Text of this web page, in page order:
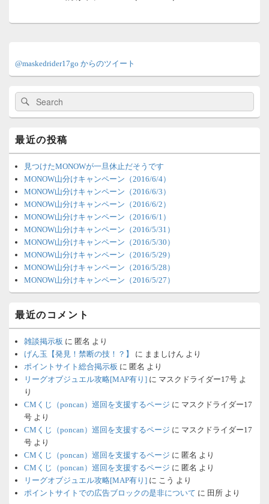
ン
サ
バ
ィ
ジ
ェ
ッ
ア
@maskedrider17go からのツイート
検
索:
検
索
最近の投稿
見つけたMONOWが一旦休止だそうです
MONOW山分けキャンペーン（2016/6/4）
MONOW山分けキャンペーン（2016/6/3）
MONOW山分けキャンペーン（2016/6/2）
MONOW山分けキャンペーン（2016/6/1）
MONOW山分けキャンペーン（2016/5/31）
MONOW山分けキャンペーン（2016/5/30）
MONOW山分けキャンペーン（2016/5/29）
MONOW山分けキャンペーン（2016/5/28）
MONOW山分けキャンペーン（2016/5/27）
最近のコメント
雑談掲示板 に 匿名 より
げん玉【発見！禁断の技！？】
に まましけん より
ポイントサイト総合掲示板 に 匿名 より
リーグオブジュエル攻略[MAP有り] に マスクドライダー17号 よ
り
CMくじ（poncan）巡回を支援するページ に マスクドライダー17
号 より
CMくじ（poncan）巡回を支援するページ に マスクドライダー17
号 より
CMくじ（poncan）巡回を支援するページ に 匿名 より
CMくじ（poncan）巡回を支援するページ に 匿名 より
リーグオブジュエル攻略[MAP有り] に こう より
ポイントサイトでの広告ブロックの是非について に 田所 より